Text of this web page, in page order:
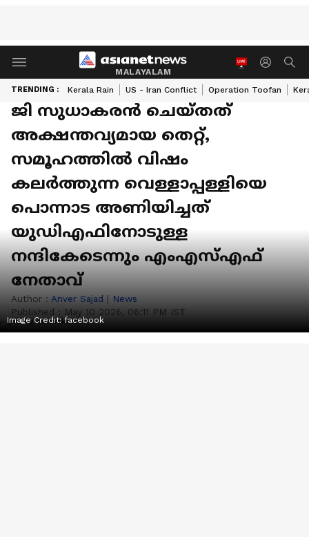
MALAYALAM
TRENDING : Kerala Rain US - Iran Conflict Operation Toofan
ജി സുധാകരൻ ചെയ്തത്
അക്ഷന്തവ്യമായ തെറ്റ്,
സമൂഹത്തിൽ വിഷം
കലർത്തുന്ന വെള്ളാപ്പള്ളിയെ
പൊന്നാട അണിയിച്ചത്
യുഡിഎഫിനോടുള്ള
നന്ദികേടെന്നും എംഎസ്എഫ്
നേതാവ്
Author : Anver Sajad | News
Published : May 10 2026, 06:11 PM IST
Image Credit:facebook